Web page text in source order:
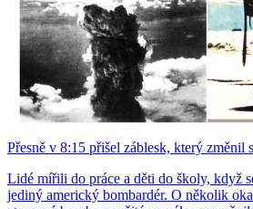
Přesně v 8:15 přišel záblesk, který změnil
Lidé mířili do práce a děti do školy, když
jediný americký bombardér. O několik